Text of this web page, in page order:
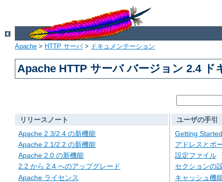
Apache > HTTP サーバ> ドキュメンテーション
Apache HTTP サーバ バージョン 2.4 ド
リリースノート
Apache 2.3/2.4 の新機能
Apache 2.1/2.2 の新機能
Apache 2.0 の新機能
2.2 から 2.4 へのアップグレード
Apache ライセンス
ユーザの手引
Getting Started
アドレスとポ
設定ファイル
セクションの
キャッシュ機